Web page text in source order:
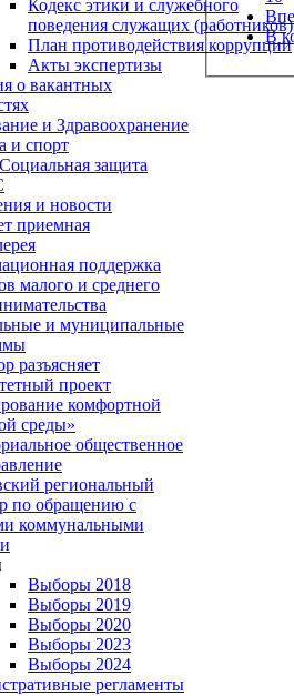
Кодекс этики и служебного
поведения служащих (работников)
План противодействия коррупции
Акты экспертизы
о вакантных
и Здравоохранение
и спорт
защита
и новости
приемная
поддержка
малого и среднего
и муниципальные
разъясняет
проект
комфортной
среды»
общественное
региональный
по обращению с
коммунальными
Выборы 2018
Выборы 2019
Выборы 2020
Выборы 2023
Выборы 2024
регламенты
В